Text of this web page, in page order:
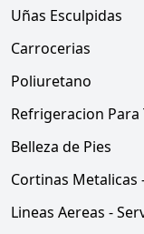
Uñas Esculpidas
Carrocerias
Poliuretano
Refrigeracion
Belleza de Pies
Cortinas Metalicas
Lineas Aereas -